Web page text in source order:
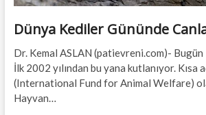
Dünya Kediler Gününde
Dr. Kemal ASLAN (patievreni.com)-
İlk 2002 yılından bu yana kutlanıyor. Kısa
(International Fund for Animal Welfare)
Hayvan…